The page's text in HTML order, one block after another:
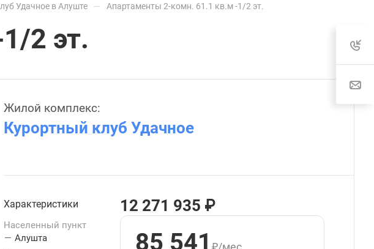
Удачное в Алуште — Апартаменты 2-комн. 61.1 кв.м -1/2 эт.
2 эт.
Жилой комплекс:
Курортный клуб Удачное
Характеристики
Населенный пункт
— Алушта
12 271 935 ₽
85 541